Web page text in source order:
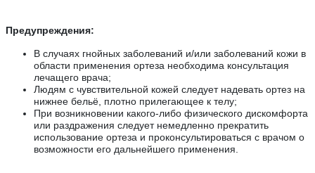
Предупреждения:
В случаях гнойных заболеваний и/или заболеваний кожи в
области применения ортеза необходима консультация
лечащего врача;
Людям с чувствительной кожей следует надевать ортез на
нижнее бельё, плотно прилегающее к телу;
При возникновении какого-либо физического дискомфорта
или раздражения следует немедленно прекратить
использование ортеза и проконсультироваться с врачом о
возможности его дальнейшего применения.